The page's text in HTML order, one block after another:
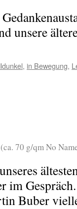
unsere
, in Bewegung,
70 g/qm No
im
Buber